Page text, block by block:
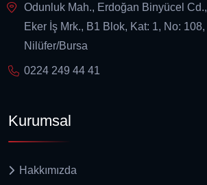
Odunluk Mah., Erdoğan Binyücel Cd.,
Eker İş Mrk., B1 Blok, Kat: 1, No: 108,
Nilüfer/Bursa
0224 249 44 41
Kurumsal
Hakkımızda